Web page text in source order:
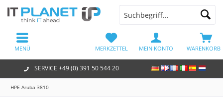
SERVICE +49 (0) 391 50 544 20
WARENKORB
MERKZETTEL MEIN KONTO
MENÜ
HPE Aruba 3810